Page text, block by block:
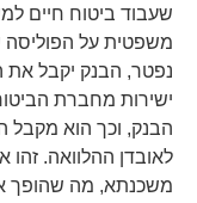
שעבוד ביטוח חיים
משפטית על הפוליסה
נפטר, הבנק יקבל את
ישירות מחברת
הבנק, וכך הוא מקבל
לאובדן ההלוואה.
משכנתא, מה שהופך